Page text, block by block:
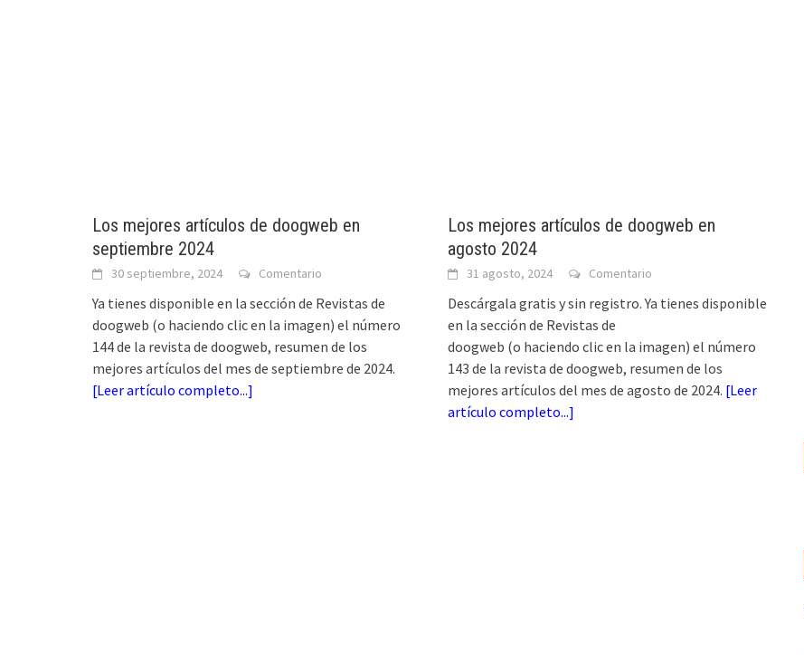
Los mejores artículos de doogweb en
septiembre 2024
30 septiembre, 2024 Comentario
Ya tienes disponible en la sección de Revistas de
doogweb (o haciendo clic en la imagen) el número
144 de la revista de doogweb, resumen de los
mejores artículos del mes de septiembre de 2024.
[Leer artículo completo...]
Los mejores artículos de doogweb en
agosto 2024
31 agosto, 2024 Comentario
Descárgala gratis y sin registro. Ya tienes disponible
en la sección de Revistas de
doogweb (o haciendo clic en la imagen) el número
143 de la revista de doogweb, resumen de los
mejores artículos del mes de agosto de 2024. [Leer
artículo completo...]